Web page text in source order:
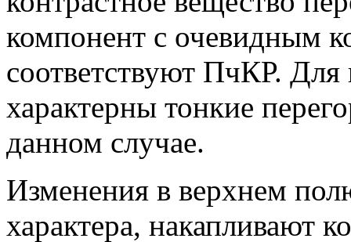
компонент с очевидным
соответствуют ПчКР.
характерны тонкие
данном случае.
Изменения в верхнем
характера, накапливают